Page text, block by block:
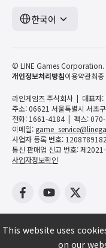
한국어
© LINE Games Corporation.
개인정보처리방침이용약관최
라인게임즈 주식회사
대표자:
주소: 06621 서울특별시 서초
전화: 1661-4184
팩스:
이메일:
사업자 등록 번호: 1208789182
통신 판매업 신고 번호: 제
사업자정보확인
This website uses
on our